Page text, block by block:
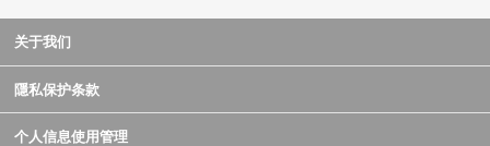
关于我们
隱私保护条款
个人信息使用管理